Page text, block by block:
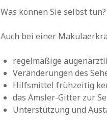
Was können Sie selbst tun?
Auch bei einer
regelmäßige
Veränderungen des
Hilfsmittel frühzeitig
das Amsler-Gitter zur
Unterstützung und